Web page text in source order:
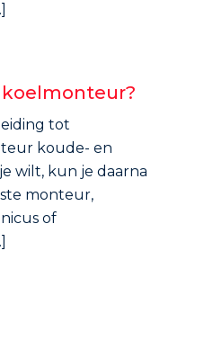
koelmonteur?
tot
koude- en
wilt, kun je daarna
monteur,
of